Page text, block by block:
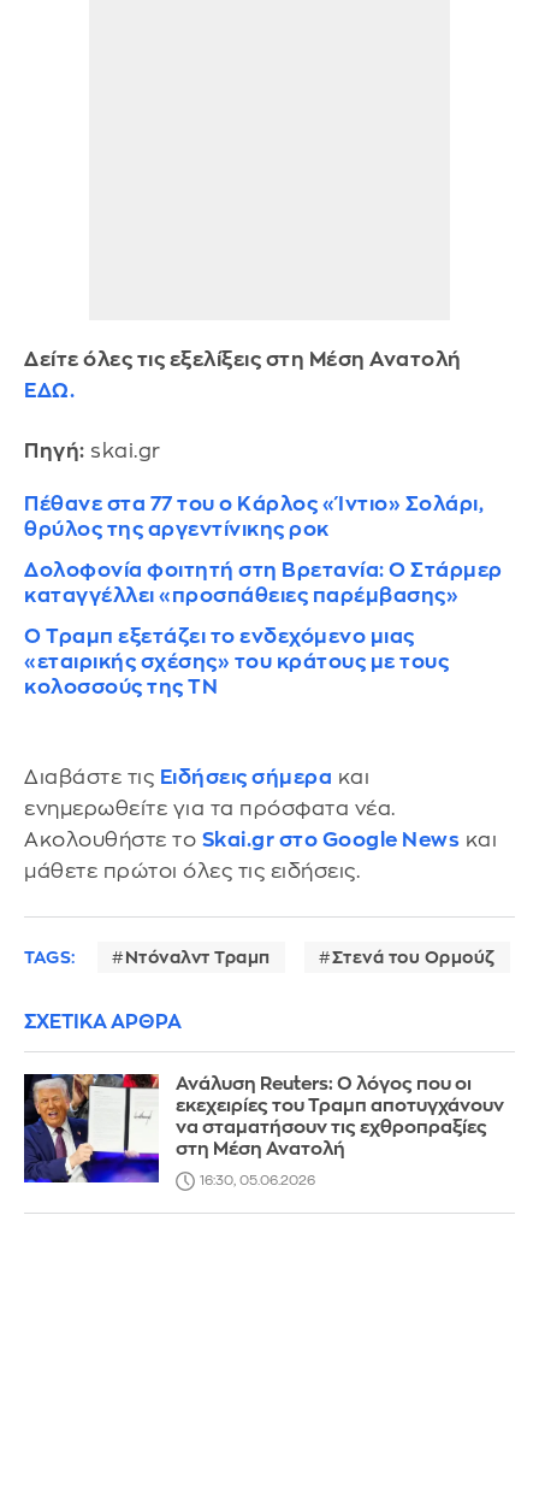
Δείτε όλες τις εξελίξεις στη Μέση Ανατολή
ΕΔΩ.
Πηγή: skai.gr
Πέθανε στα 77 του ο Κάρλος «Ίντιο» Σολάρι,
θρύλος της αργεντίνικης ροκ
Δολοφονία φοιτητή στη Βρετανία: Ο Στάρμερ
καταγγέλλει «προσπάθειες παρέμβασης»
Ο Τραμπ εξετάζει το ενδεχόμενο μιας
«εταιρικής σχέσης» του κράτους με τους
κολοσσούς της ΤΝ
Διαβάστε τις Ειδήσεις σήμερα και
ενημερωθείτε για τα πρόσφατα νέα.
Ακολουθήστε το Skai.gr στο Google News και
μάθετε πρώτοι όλες τις ειδήσεις.
TAGS: Ντόναλντ Τραμπ Στενά του Ορμούζ
ΣΧΕΤΙΚΑ ΑΡΘΡΑ
Ανάλυση Reuters: Ο λόγος που οι
εκεχειρίες του Τραμπ αποτυγχάνουν
να σταματήσουν τις εχθροπραξίες
στη Μέση Ανατολή
16:30, 05.06.2026